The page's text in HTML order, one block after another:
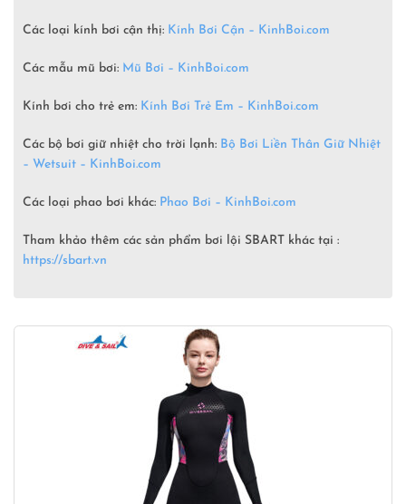
Các loại kính bơi cận thị: Kính Bơi Cận – KinhBoi.com
Các mẫu mũ bơi: Mũ Bơi – KinhBoi.com
Kính bơi cho trẻ em: Kính Bơi Trẻ Em – KinhBoi.com
Các bộ bơi giữ nhiệt cho trời lạnh: Bộ Bơi Liền Thân Giữ Nhiệt
– Wetsuit – KinhBoi.com
Các loại phao bơi khác: Phao Bơi – KinhBoi.com
Tham khảo thêm các sản phẩm bơi lội SBART khác tại :
https://sbart.vn